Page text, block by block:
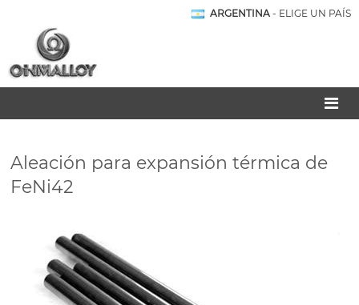
ARGENTINA - ELIGE UN PAÍS
Aleación para expansión térmica de
FeNi42